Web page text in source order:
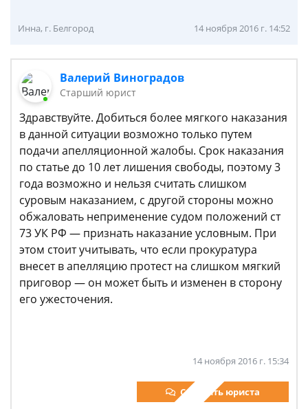
Инна, г. Белгород 14 ноября 2016 г. 14:52
Валерий Виноградов
Старший юрист
Здравствуйте. Добиться более мягкого наказания
в данной ситуации возможно только путем
подачи апелляционной жалобы. Срок наказания
по статье до 10 лет лишения свободы, поэтому 3
года возможно и нельзя считать слишком
суровым наказанием, с другой стороны можно
обжаловать неприменение судом положений ст
73 УК РФ — признать наказание условным. При
этом стоит учитывать, что если прокуратура
внесет в апелляцию протест на слишком мягкий
приговор — он может быть и изменен в сторону
его ужесточения.
14 ноября 2016 г. 15:34
Спросить юриста